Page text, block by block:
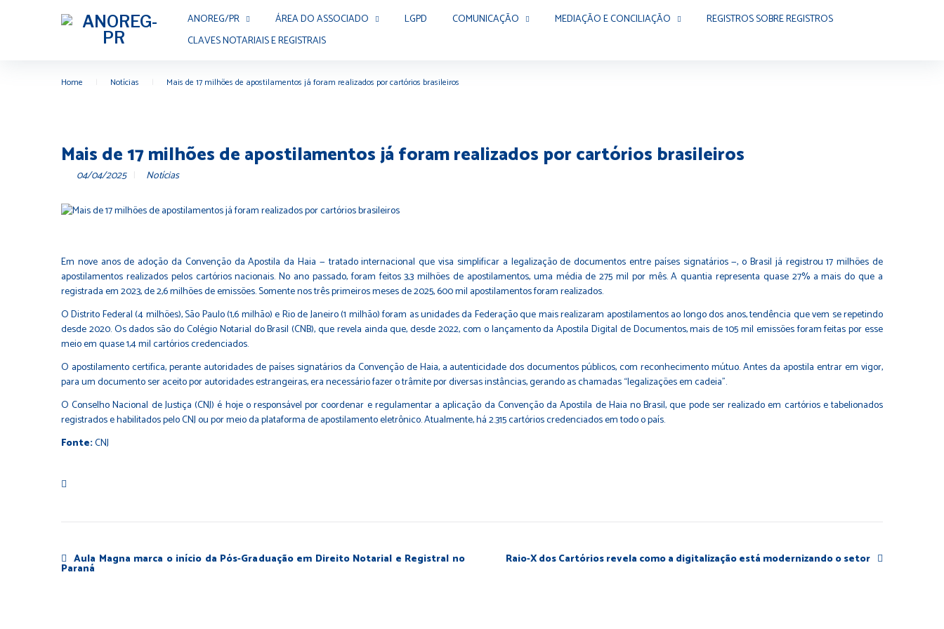
ANOREG/PR ÁREA DO ASSOCIADO LGPD COMUNICAÇÃO MEDIAÇÃO E CONCILIAÇÃO
REGISTROS SOBRE REGISTROS
CLAVES NOTARIAIS E REGISTRAIS
Home Notícias Mais de 17 milhões de apostilamentos já foram realizados por cartórios brasileiros
Mais de 17 milhões de apostilamentos já foram realizados por cartórios brasileiros
04/04/2025 Notícias
Em nove anos de adoção da Convenção da Apostila da Haia — tratado internacional que visa simplificar a legalização de documentos entre países signatários —, o Brasil já registrou 17 milhões de
apostilamentos realizados pelos cartórios nacionais. No ano passado, foram feitos 3,3 milhões de apostilamentos, uma média de 275 mil por mês. A quantia representa quase 27% a mais do que a
registrada em 2023, de 2,6 milhões de emissões. Somente nos três primeiros meses de 2025, 600 mil apostilamentos foram realizados.
O Distrito Federal (4 milhões), São Paulo (1,6 milhão) e Rio de Janeiro (1 milhão) foram as unidades da Federação que mais realizaram apostilamentos ao longo dos anos, tendência que vem se repetindo
desde 2020. Os dados são do Colégio Notarial do Brasil (CNB), que revela ainda que, desde 2022, com o lançamento da Apostila Digital de Documentos, mais de 105 mil emissões foram feitas por esse
meio em quase 1,4 mil cartórios credenciados.
O apostilamento certifica, perante autoridades de países signatários da Convenção de Haia, a autenticidade dos documentos públicos, com reconhecimento mútuo. Antes da apostila entrar em vigor,
para um documento ser aceito por autoridades estrangeiras, era necessário fazer o trâmite por diversas instâncias, gerando as chamadas “legalizações em cadeia”.
O Conselho Nacional de Justiça (CNJ) é hoje o responsável por coordenar e regulamentar a aplicação da Convenção da Apostila de Haia no Brasil, que pode ser realizado em cartórios e tabelionados
registrados e habilitados pelo CNJ ou por meio da plataforma de apostilamento eletrônico. Atualmente, há 2.315 cartórios credenciados em todo o país.
Fonte:CNJ
Aula Magna marca o início da Pós-Graduação em Direito Notarial e Registral no
Paraná
Raio-X dos Cartórios revela como a digitalização está modernizando o setor